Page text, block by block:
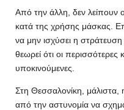
Από την άλλη, δεν λείπουν
κατά της χρήσης μάσκας.
να μην ισχύσει η
θεωρεί ότι οι περισσότερες
υποκινούμενες.
Στη Θεσσαλονίκη, μάλιστα,
από την αστυνομία να